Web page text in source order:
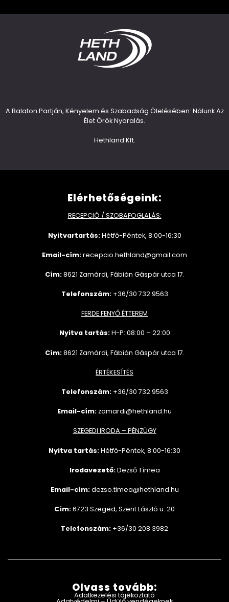
A Balaton Partján, Kényelem és Szabadság Ölelésében: Nálunk Az
Élet Örök Nyaralás.
Hethland Kft.
Elérhetőségeink:
RECEPCIÓ / SZOBAFOGLALÁS:
Nyitvartartás:Hétfő-Péntek, 8:00-16:30
Email-cím:recepcio.hethland@gmail.com
Cím:8621 Zamárdi, Fábián Gáspár utca 17.
Telefonszám: +36/30 732 9563
FERDE FENYŐ ÉTTEREM
Nyitva tartás:H-P: 08:00 – 22:00
Cím:8621 Zamárdi, Fábián Gáspár utca 17.
ÉRTÉKESÍTÉS
Telefonszám: +36/30 7329563
Email-cím: zamardi@hethland.hu
SZEGEDI IRODA – PÉNZÜGY
Nyitva tartás:Hétfő-Péntek, 8:00-16:30
Irodavezető:Dezső Tímea
Email-cím: dezso.timea@hethland.hu
Cím:6723 Szeged, Szent László u. 20
Telefonszám: +36/30 208 3982
Olvass tovább:
Adatkezelési tájékoztató